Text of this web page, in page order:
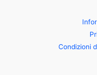
Condizioni